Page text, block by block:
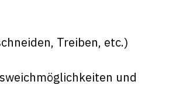
Treiben, etc.)
und